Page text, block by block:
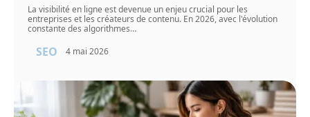
La visibilité en ligne est devenue un enjeu crucial pour les
entreprises et les créateurs de contenu. En 2026, avec l'évolution
constante des algorithmes…
SEO 4 mai 2026